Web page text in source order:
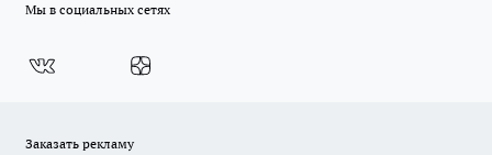
Мы в социальных сетях
Заказать рекламу